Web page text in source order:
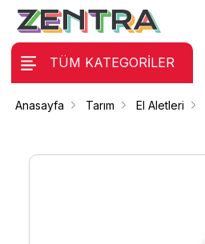
TÜM KATEGORİLER
Anasayfa Tarım El Aletleri